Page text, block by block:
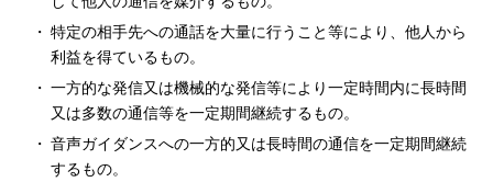
特定の相手先への通話を大量に行うこと等により、他人から
利益を得ているもの。
一方的な発信又は機械的な発信等により一定時間内に長時間
又は多数の通信等を一定期間継続するもの。
音声ガイダンスへの一方的又は長時間の通信を一定期間継続
するもの。